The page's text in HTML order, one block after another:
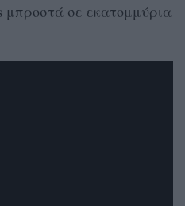
μπροστά σε εκατομμύρια